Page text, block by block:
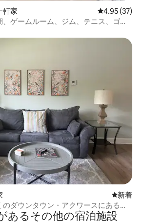
軒家 レビュー37
4.95 (37)
ゲームルーム、ジム、テニス、ゴル
新しい宿
新着
ダウンタウン・アクワースにある明
あるその他の宿泊施設